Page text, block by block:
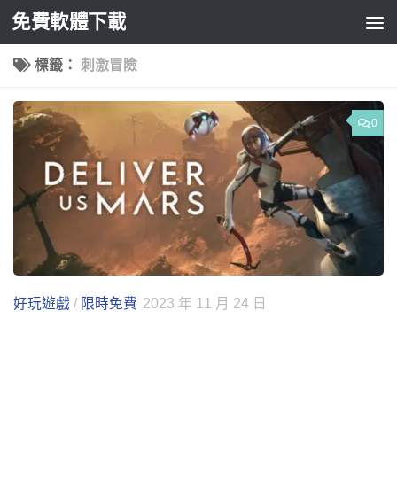
Skip to content
免費軟體下載
標籤： 刺激冒險
0
好玩遊戲 / 限時免費 2023 年 11 月 24 日